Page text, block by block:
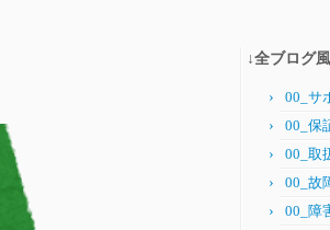
↓全ブログ
00_サ
00_保
00_取
00_故
00_障